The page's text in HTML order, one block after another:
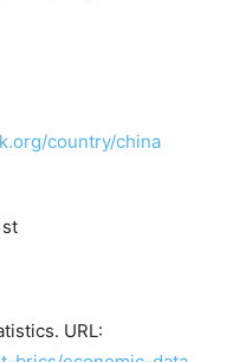
country/china
URL: